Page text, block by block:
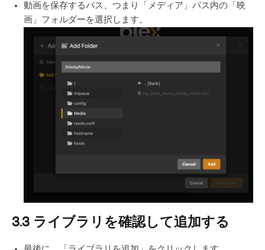
動画を保存するパス、つまり「メディア」パス内の「映
画」フォルダーを選択します。
3.3 ライブラリを確認して追加する